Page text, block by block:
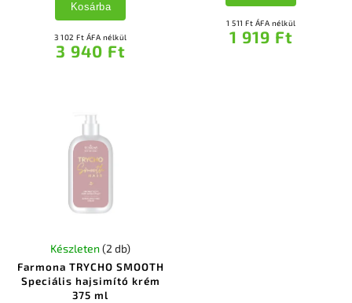
3 102 Ft ÁFA nélkül
3 940 Ft
Kosárba
1 511 Ft ÁFA nélkül
1 919 Ft
Farmona TRYCHO SMOOTH
Speciális hajsimító krém
375 ml
Készleten(2 db)